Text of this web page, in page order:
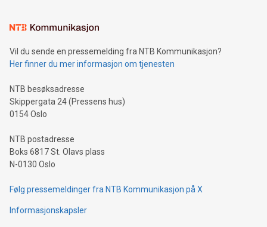
Vil du sende en pressemelding fra NTB Kommunikasjon?
Her finner du mer informasjon om tjenesten
NTB besøksadresse
Skippergata 24 (Pressens hus)
0154 Oslo
NTB postadresse
Boks 6817 St. Olavs plass
N-0130 Oslo
Følg pressemeldinger fra NTB Kommunikasjon på X
Informasjonskapsler